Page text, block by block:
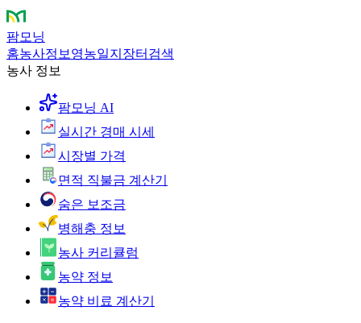
팜모닝
홈농사정보 영농일지 장터 검색
농사 정보
팜모닝 AI
실시간 경매 시세
시장별 가격
면적 직불금 계산기
숨은 보조금
병해충 정보
농사 커리큘럼
농약 정보
농약 비료 계산기